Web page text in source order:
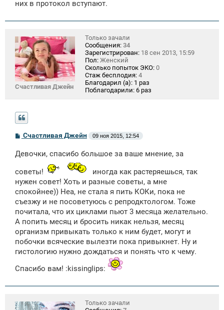
них в протокол вступают.
Счастливая Джейн
Только зачали
Сообщения: 34
Зарегистрирован: 18 сен 2013, 15:59
Пол: Женский
Сколько попыток ЭКО: 0
Стаж бесплодия: 4
Благодарил (а): 1 раз
Поблагодарили: 6 раз
С
б
е
н
и
е
Счастливая Джейн 09 ноя 2015, 12:54
Девочки, спасибо большое за ваше мнение, за
советы!
иногда как растеряешься, так
нужен совет! Хоть и разные советы, а мне
спокойнее)) Неа, не стала я пить КОКи, пока не
съезжу и не посоветуюсь с репродктологом. Тоже
почитала, что их циклами пьют 3 месяца желательно.
А попить месяц и бросить никак нельзя, месяц
организм привыкать только к ним будет, могут и
побочки всяческие вылезти пока привыкнет. Ну и
гистологию нужно дождаться и понять что к чему.
Спасибо вам! :kissinglips:
Только зачали